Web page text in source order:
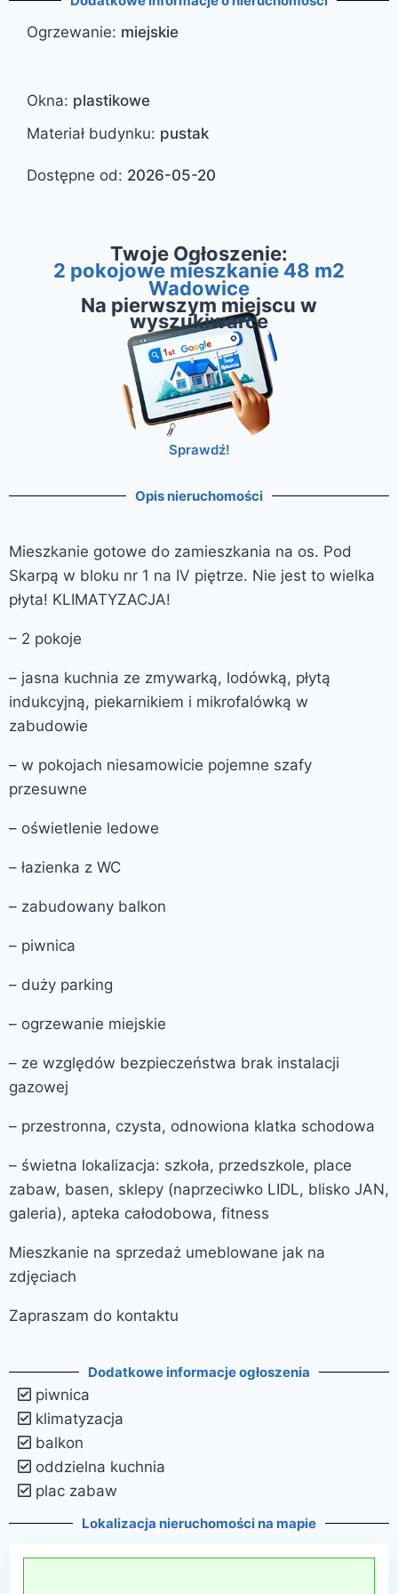
Ogrzewanie: miejskie
Okna: plastikowe
Materiał budynku: pustak
Dostępne od: 2026-05-20
Twoje Ogłoszenie:
2 pokojowe mieszkanie 48 m2
Wadowice
Na pierwszym miejscu w
wyszukiwarce
Sprawdź!
Opis nieruchomości
Mieszkanie gotowe do zamieszkania na os. Pod
Skarpą w bloku nr 1 na IV piętrze. Nie jest to wielka
płyta! KLIMATYZACJA!
– 2 pokoje
– jasna kuchnia ze zmywarką, lodówką, płytą
indukcyjną, piekarnikiem i mikrofalówką w
zabudowie
– w pokojach niesamowicie pojemne szafy
przesuwne
– oświetlenie ledowe
– łazienka z WC
– zabudowany balkon
– piwnica
– duży parking
– ogrzewanie miejskie
– ze względów bezpieczeństwa brak instalacji
gazowej
– przestronna, czysta, odnowiona klatka schodowa
– świetna lokalizacja: szkoła, przedszkole, place
zabaw, basen, sklepy (naprzeciwko LIDL, blisko JAN,
galeria), apteka całodobowa, fitness
Mieszkanie na sprzedaż umeblowane jak na
zdjęciach
Zapraszam do kontaktu
Dodatkowe informacje ogłoszenia
piwnica
klimatyzacja
balkon
oddzielna kuchnia
plac zabaw
Lokalizacja nieruchomości na mapie